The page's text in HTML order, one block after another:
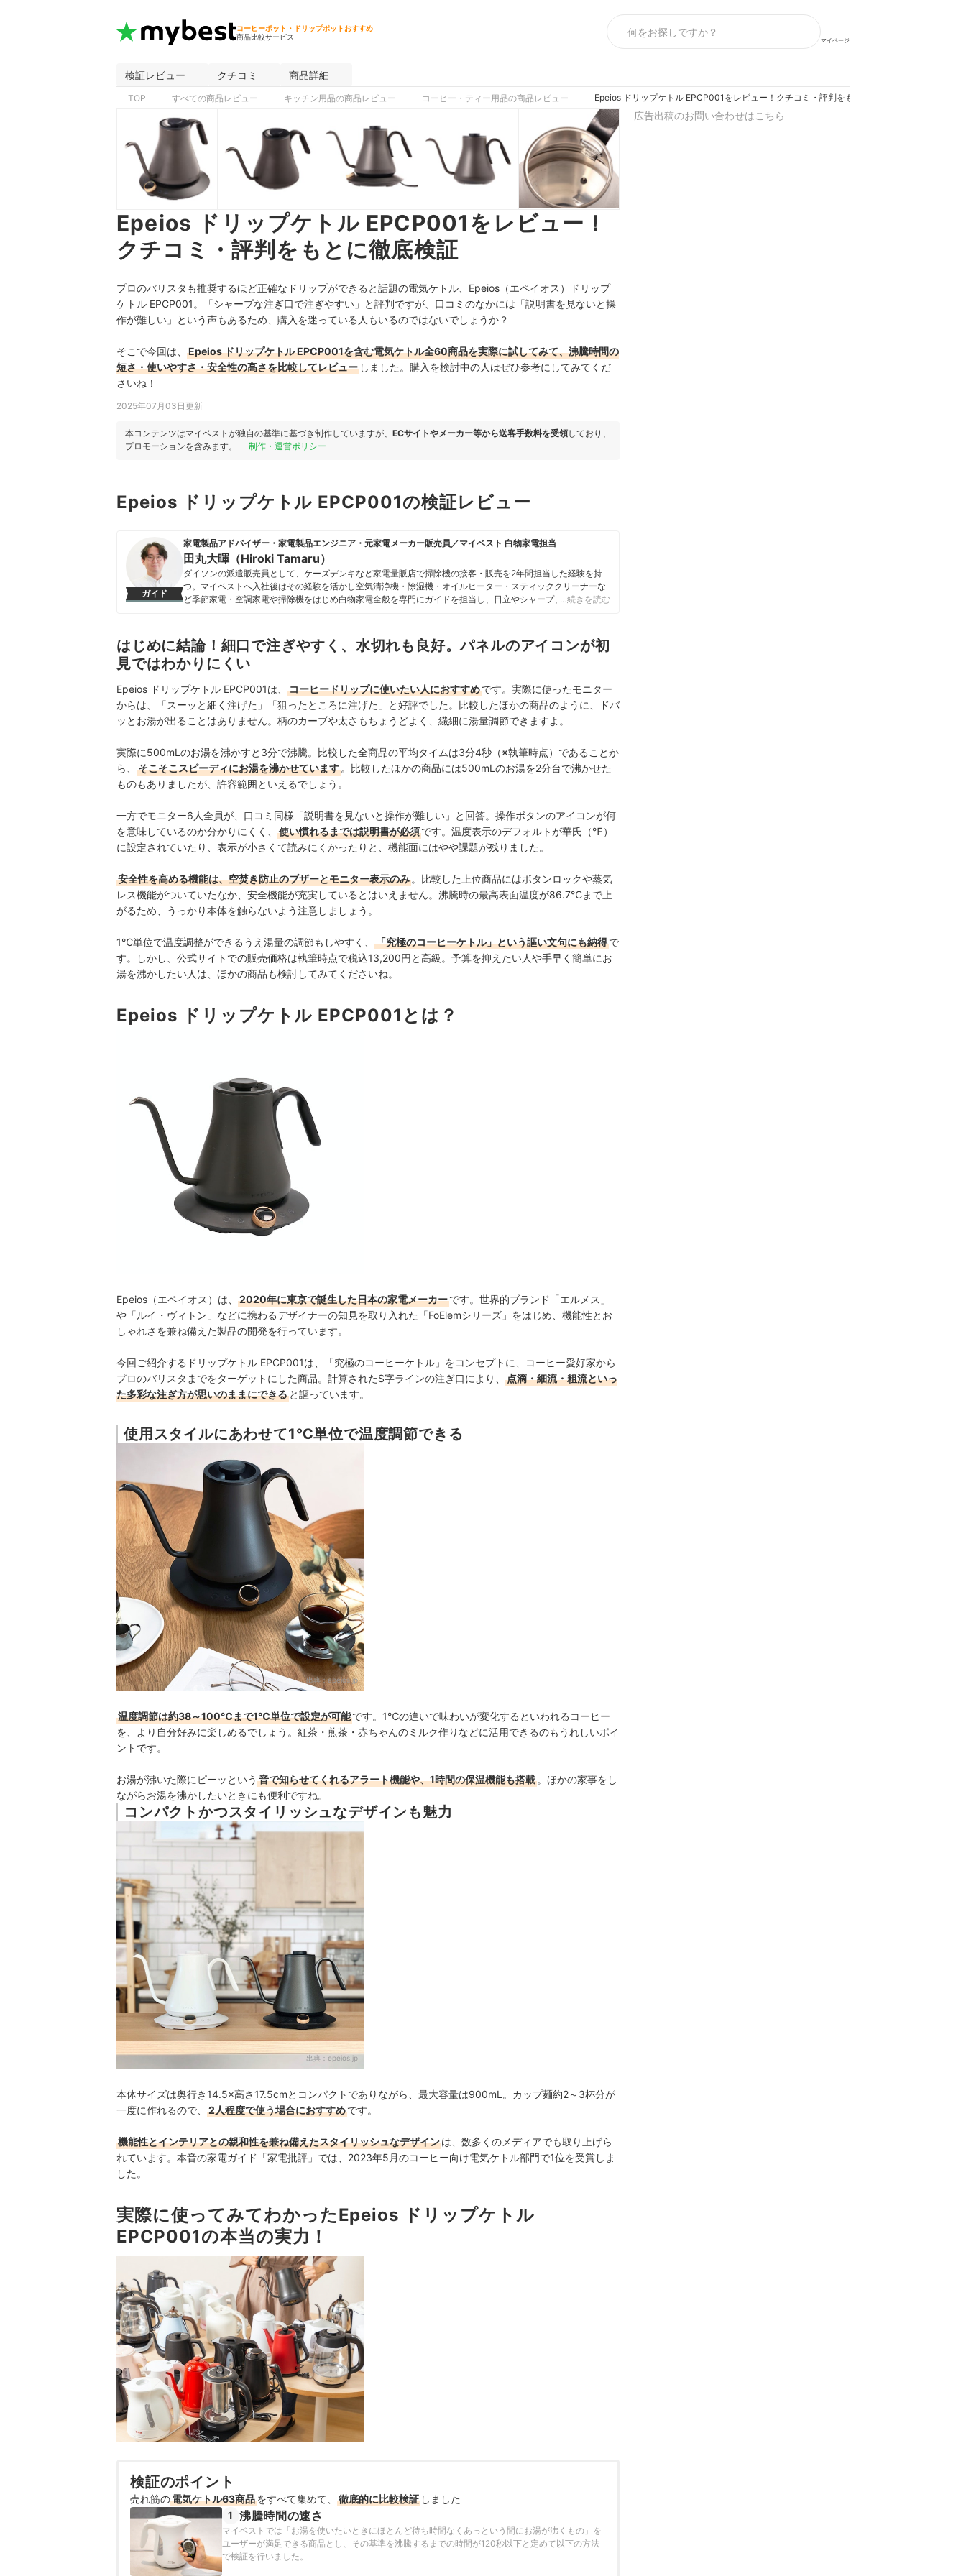
コーヒーポット・ドリップポットおすすめ
商品比較サービス
マイページ
検証レビュー クチコミ 商品詳細
TOP すべての商品レビュー キッチン用品の商品レビュー コーヒー・ティー用品の商品レビュー Epeios ドリップケトル EPCP001をレビュー！クチコミ・評判をもとに徹底検証
Epeios ドリップケトル EPCP001をレビュー！
クチコミ・評判をもとに徹底検証
プロのバリスタも推奨するほど正確なドリップができると話題の電気ケトル、Epeios（エペイオス）ドリップ
ケトル EPCP001。「シャープな注ぎ口で注ぎやすい」と評判ですが、口コミのなかには「説明書を見ないと操
作が難しい」という声もあるため、購入を迷っている人もいるのではないでしょうか？
そこで今回は、
Epeios ドリップケトル EPCP001を含む電気ケトル全60商品を実際に試してみて、沸騰時間の
短さ・使いやすさ・安全性の高さを比較してレビュー しました。購入を検討中の人はぜひ参考にしてみてくだ
さいね！
2025年07月03日更新
本コンテンツはマイベストが独自の基準に基づき制作していますが、 ECサイトやメーカー等から送客手数料を受領しており、
プロモーションを含みます。
制作・運営ポリシー
Epeios ドリップケトル EPCP001の検証レビュー
ガイド
家電製品アドバイザー・家電製品エンジニア・元家電メーカー販売員／マイベスト 白物家電担当
田丸大暉（Hiroki Tamaru）
ダイソンの派遣販売員として、ケーズデンキなど家電量販店で掃除機の接客・販売を2年間担当した経験を持
つ。マイベストへ入社後はその経験を活かし空気清浄機・除湿機・オイルヒーター・スティッククリーナーな
ど季節家電・空調家電や掃除機をはじめ白物家電全般を専門にガイドを担当し、日立やシャープ、パナソニッ
エネ性能やお手入れのしやすさまでひとつひとつ丁寧に確認しながらコンテンツ制作を行う。
田丸大暉（Hiroki Tamaru）のプロフィール
…続きを読む
はじめに結論！細口で注ぎやすく、水切れも良好。パネルのアイコンが初
見ではわかりにくい
Epeios ドリップケトル EPCP001は、 コーヒードリップに使いたい人におすすめです。実際に使ったモニター
からは、「スーッと細く注げた」「狙ったところに注げた」と好評でした。比較したほかの商品のように、ドバ
ッとお湯が出ることはありません。柄のカーブや太さもちょうどよく、繊細に湯量調節できますよ。
実際に500mLのお湯を沸かすと3分で沸騰。比較した全商品の平均タイムは3分4秒（※執筆時点）であることか
ら、
そこそこスピーディにお湯を沸かせています 。比較したほかの商品には500mLのお湯を2分台で沸かせた
ものもありましたが、 許容範囲といえるでしょう。
一方でモニター6人全員が、口コミ同様「説明書を見ないと操作が難しい」と回答。操作ボタンのアイコンが何
を意味しているのか分かりにくく、
使い慣れるまでは説明書が必須です。温度表示のデフォルトが華氏（℉）
に設定されていたり、表示が小さくて読みにくかったりと、機能面にはやや課題が残りました。
安全性を高める機能は、空焚き防止のブザーとモニター表示のみ 。比較した上位商品にはボタンロックや蒸気
レス機能がついていたなか、安全機能が充実しているとはいえません。沸騰時の最高表面温度が86.7℃まで上
がるため、うっかり本体を触らないよう注意しましょう。
1℃単位で温度調整ができるうえ湯量の調節もしやすく、 「究極のコーヒーケトル」という謳い文句にも納得で
す。しかし、公式サイトでの販売価格は執筆時点で税込13,200円と高級 。予算を抑えたい人や手早く簡単にお
湯を沸かしたい人は、ほかの商品も検討してみてくださいね。
Epeios ドリップケトル EPCP001とは？
Epeios（エペイオス）は、 2020年に東京で誕生した日本の家電メーカーです。世界的ブランド「エルメス」
や「ルイ・ヴィトン」などに携わるデザイナーの知見を取り入れた「FoElemシリーズ」をはじめ、機能性とお
しゃれさを兼ね備えた製品の開発を行っています。
今回ご紹介するドリップケトル EPCP001は、「究極のコーヒーケトル」をコンセプトに、コーヒー愛好家から
プロのバリスタまでをターゲットにした商品。計算されたS字ラインの注ぎ口により、
点滴・細流・粗流といっ
た多彩な注ぎ方が思いのままにできる と謳っています。
使用スタイルにあわせて1℃単位で温度調節できる
出典：epeios.jp
温度調節は約38～100℃まで1℃単位で設定が可能です。1℃の違いで味わいが変化するといわれるコーヒー
を、より自分好みに楽しめるでしょう。紅茶・煎茶・赤ちゃんのミルク作りなどに活用できるのもうれしいポイ
ントです。
お湯が沸いた際にピーッという 音で知らせてくれるアラート機能や、1時間の保温機能も搭載 。ほかの家事をし
ながらお湯を沸かしたいときにも便利ですね。
コンパクトかつスタイリッシュなデザインも魅力
出典： epeios.jp
本体サイズは奥行き14.5×高さ17.5cmとコンパクトでありながら、最大容量は900mL。カップ麺約2～3杯分が
一度に作れるので、
2人程度で使う場合におすすめです。
機能性とインテリアとの親和性を兼ね備えたスタイリッシュなデザインは、数多くのメディアでも取り上げら
れています。本音の家電ガイド「家電批評」では、2023年5月のコーヒー向け電気ケトル部門で1位を受賞しま
した。
実際に使ってみてわかったEpeios ドリップケトル
EPCP001の本当の実力！
検証のポイント
売れ筋の電気ケトル63商品をすべて集めて、 徹底的に比較検証 しました
1 沸騰時間の速さ
マイベストでは「お湯を使いたいときにほとんど待ち時間なくあっという間にお湯が沸くもの」を
ユーザーが満足できる商品とし、その基準を沸騰するまでの時間が120秒以下と定めて以下の方法
で検証を行いました。
広告出稿のお問い合わせはこちら